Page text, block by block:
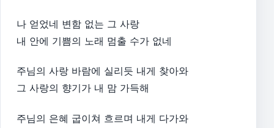
나 얻었네 변함 없는 그 사랑
내 안에 기쁨의 노래 멈출 수가 없네
주님의 사랑 바람에 실리듯 내게 찾아와
그 사랑의 향기가 내 맘 가득해
주님의 은혜 굽이쳐 흐르며 내게 다가와